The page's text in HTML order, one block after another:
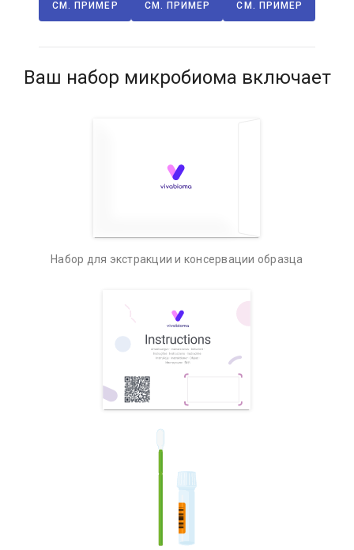
СМ. ПРИМЕР СМ. ПРИМЕР СМ. ПРИМЕР
Ваш набор микробиома включает
Набор для экстракции и консервации образца